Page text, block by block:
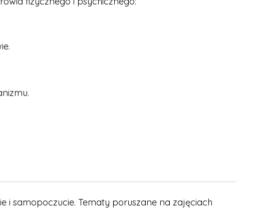
i samopoczucie. Tematy poruszane na zajęciach